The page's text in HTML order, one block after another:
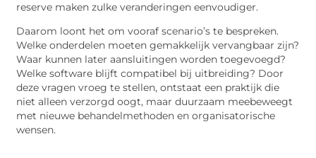
reserve maken zulke veranderingen eenvoudiger.
Daarom loont het om vooraf scenario’s te bespreken.
Welke onderdelen moeten gemakkelijk vervangbaar zijn?
Waar kunnen later aansluitingen worden toegevoegd?
Welke software blijft compatibel bij uitbreiding? Door
deze vragen vroeg te stellen, ontstaat een praktijk die
niet alleen verzorgd oogt, maar duurzaam meebeweegt
met nieuwe behandelmethoden en organisatorische
wensen.